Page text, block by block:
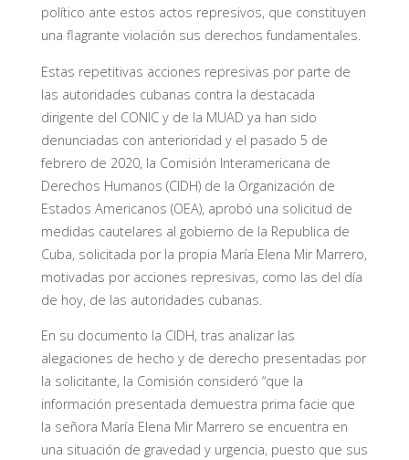
político ante estos actos represivos, que constituyen
una flagrante violación sus derechos fundamentales.
Estas repetitivas acciones represivas por parte de
las autoridades cubanas contra la destacada
dirigente del CONIC y de la MUAD ya han sido
denunciadas con anterioridad y el pasado 5 de
febrero de 2020, la Comisión Interamericana de
Derechos Humanos (CIDH) de la Organización de
Estados Americanos (OEA), aprobó una solicitud de
medidas cautelares al gobierno de la Republica de
Cuba, solicitada por la propia María Elena Mir Marrero,
motivadas por acciones represivas, como las del día
de hoy, de las autoridades cubanas.
En su documento la CIDH, tras analizar las
alegaciones de hecho y de derecho presentadas por
la solicitante, la Comisión consideró “que la
información presentada demuestra prima facie que
la señora María Elena Mir Marrero se encuentra en
una situación de gravedad y urgencia, puesto que sus